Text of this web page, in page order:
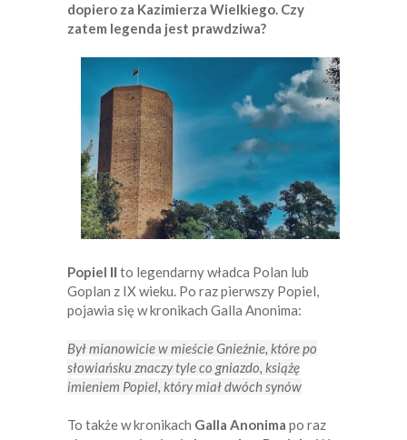
dopiero za Kazimierza Wielkiego. Czy
zatem legenda jest prawdziwa?
Popiel ІІto legendarny władca Polan lub
Goplan z IX wieku. Po raz pierwszy Popiel,
pojawia się w kronikach Galla Anonima:
Był mianowicie w mieście Gnieźnie, które po
słowiańsku znaczy tyle co gniazdo, książę
imieniem Popiel, który miał dwóch synów
To także w kronikach Galla Anonima po raz